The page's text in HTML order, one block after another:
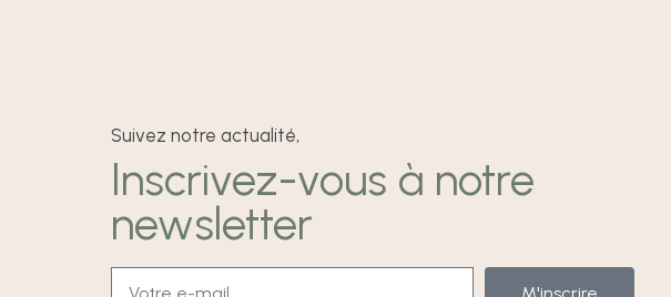
Suivez notre actualité,
Inscrivez-vous à notre
newsletter